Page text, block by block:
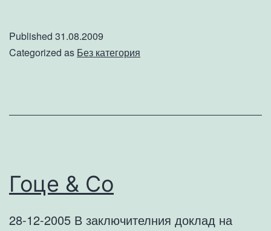
Ще
Вашингтон
Published 31.08.2009
Categorized as Без категория
Гоце & Co
28-12-2005 В заключителния доклад на